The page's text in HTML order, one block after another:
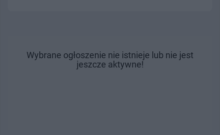
Wybrane ogłoszenie nie istnieje lub nie jest
jeszcze aktywne!